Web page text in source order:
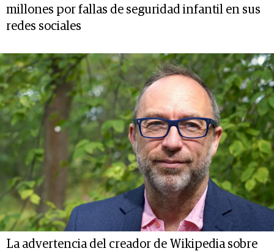
millones por fallas de seguridad infantil en sus
redes sociales
La advertencia del creador de Wikipedia sobre